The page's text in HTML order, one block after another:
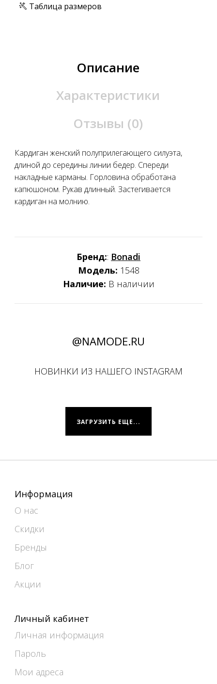
Таблица размеров
Описание
Характеристики
Отзывы (0)
Кардиган женский полуприлегающего силуэта,
длиной до середины линии бедер. Спереди
накладные карманы. Горловина обработана
капюшоном. Рукав длинный. Застегивается
кардиган на молнию.
Бренд:: Bonadi
Модель: 1548
Наличие: В наличии
@NAMODE.RU
НОВИНКИ ИЗ НАШЕГО INSTAGRAM
ЗАГРУЗИТЬ ЕЩЕ...
Информация
О нас
Скидки
Бренды
Блог
Акции
Личный кабинет
Личная информация
Пароль
Мои адреса